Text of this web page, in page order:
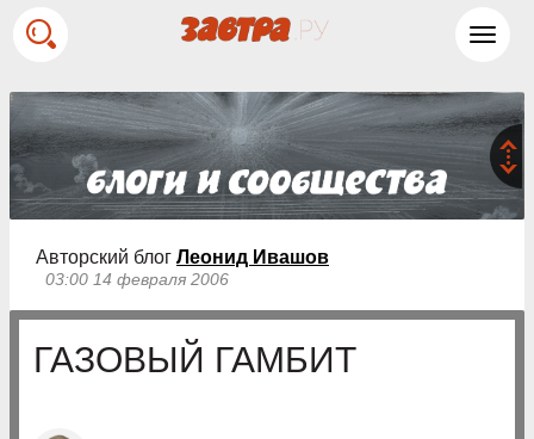
Авторский блог Леонид Ивашов
03:00 14 февраля 2006
ГАЗОВЫЙ ГАМБИТ